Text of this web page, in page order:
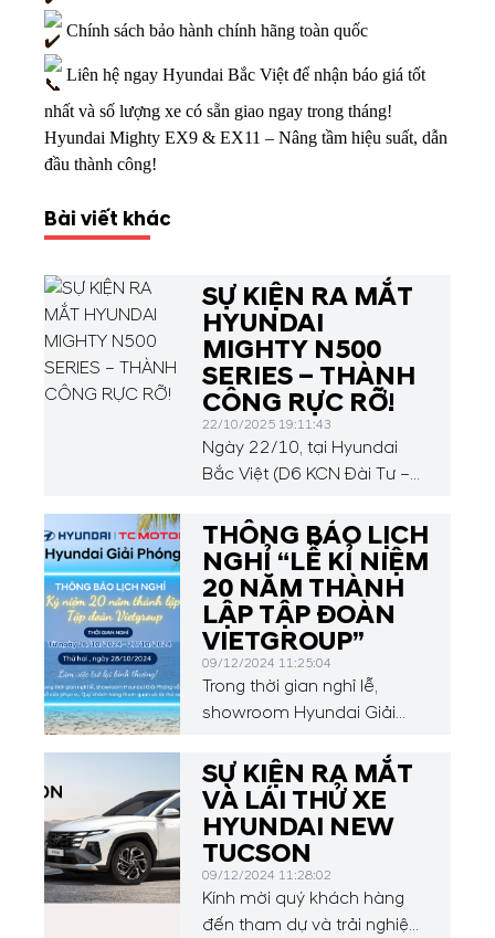
Chính sách bảo hành chính hãng toàn quốc
Liên hệ ngay Hyundai Bắc Việt để nhận báo giá tốt
nhất và số lượng xe có sẵn giao ngay trong tháng!
Hyundai Mighty EX9 & EX11 – Nâng tầm hiệu suất, dẫn
đầu thành công!
Bài viết khác
SỰ KIỆN RA MẮT
HYUNDAI
MIGHTY N500
SERIES – THÀNH
CÔNG RỰC RỠ!
22/10/2025 19:11:43
Ngày 22/10, tại Hyundai
Bắc Việt (D6 KCN Đài Tư –
Lợi, Long Biên, Hà Nội), sự
kiện ra mắt Hyundai Mighty
N500 Series đã diễn ra sôi
động và thành công ngoài
mong đợi!
THÔNG BÁO LỊCH
NGHỈ “LỄ KỈ NIỆM
20 NĂM THÀNH
LẬP TẬP ĐOÀN
VIETGROUP”
09/12/2024 11:25:04
Trong thời gian nghỉ lễ,
showroom Hyundai Giải
Quý khách hàng tham quan
và lái thử xe.
SỰ KIỆN RA MẮT
VÀ LÁI THỬ XE
HYUNDAI NEW
TUCSON
09/12/2024 11:28:02
Kính mời quý khách hàng
đến tham dự và trải nghiệm